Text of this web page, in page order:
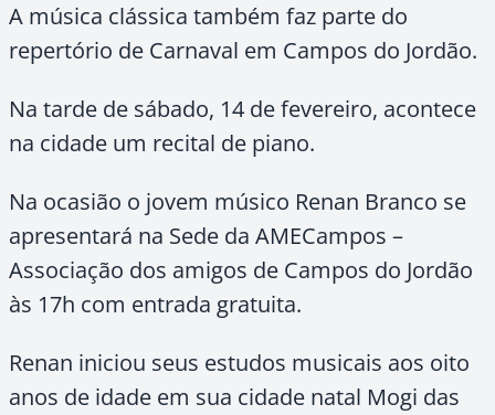
A música clássica também faz parte do
repertório de Carnaval em Campos do Jordão.
Na tarde de sábado, 14 de fevereiro, acontece
na cidade um recital de piano.
Na ocasião o jovem músico Renan Branco se
apresentará na Sede da AMECampos –
Associação dos amigos de Campos do Jordão
às 17h com entrada gratuita.
Renan iniciou seus estudos musicais aos oito
anos de idade em sua cidade natal Mogi das